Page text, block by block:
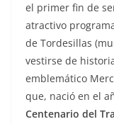
el primer fin de
atractivo
de Tordesillas
vestirse de
emblemático
que, nació en el
Centenario del